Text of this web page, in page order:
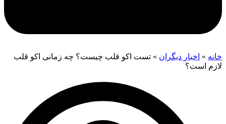
خانه » اخبار دیگران » تست اکو قلب چیست؟ چه زمانی اکو قلب
لازم است؟